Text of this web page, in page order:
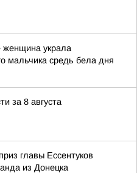
женщина украла
мальчика средь бела дня
за 8 августа
главы Ессентуков
из Донецка